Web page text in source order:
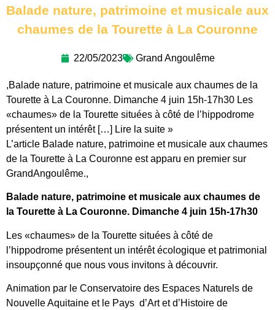
Balade nature, patrimoine et musicale aux
chaumes de la Tourette à La Couronne
22/05/2023 Grand Angoulême
,Balade nature, patrimoine et musicale aux chaumes de la
Tourette à La Couronne. Dimanche 4 juin 15h-17h30 Les
«chaumes» de la Tourette situées à côté de l’hippodrome
présentent un intérêt […] Lire la suite »
L’article Balade nature, patrimoine et musicale aux chaumes
de la Tourette à La Couronne est apparu en premier sur
GrandAngoulême.,
Balade nature, patrimoine et musicale aux chaumes de
la Tourette à La Couronne. Dimanche 4 juin 15h-17h30
Les «chaumes» de la Tourette situées à côté de
l’hippodrome présentent un intérêt écologique et patrimonial
insoupçonné que nous vous invitons à découvrir.
Animation par le Conservatoire des Espaces Naturels de
Nouvelle Aquitaine et le Pays d’Art et d’Histoire de